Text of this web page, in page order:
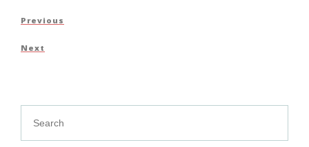
Navigace
pro
Previous
Previous
Next
Next